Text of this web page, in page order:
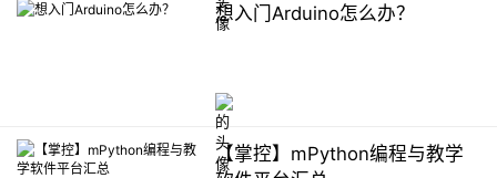
想入门Arduino怎么办？
【掌控】mPython编程与教学